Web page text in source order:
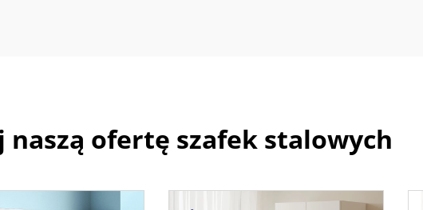
naszą ofertę szafek stalowych